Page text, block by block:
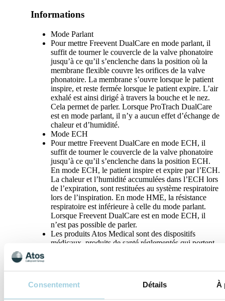
Consentement Détails À
Informations
Mode Parlant
Pour mettre Freevent DualCare en mode parlant, il
suffit de tourner le couvercle de la valve phonatoire
jusqu’à ce qu’il s’enclenche dans la position où la
membrane flexible couvre les orifices de la valve
phonatoire. La membrane s’ouvre lorsque le patient
inspire, et reste fermée lorsque le patient expire. L’air
exhalé est ainsi dirigé à travers la bouche et le nez.
Cela permet de parler. Lorsque ProTrach DualCare
est en mode parlant, il n’y a aucun effet d’échange de
chaleur et d’humidité.
Mode ECH
Pour mettre Freevent DualCare en mode ECH, il
suffit de tourner le couvercle de la valve phonatoire
jusqu’à ce qu’il s’enclenche dans la position ECH.
En mode ECH, le patient inspire et expire par l’ECH.
La chaleur et l’humidité accumulées dans l’ECH lors
de l’expiration, sont restituées au système respiratoire
lors de l’inspiration. En mode HME, la résistance
respiratoire est inférieure à celle du mode parlant.
Lorsque Freevent DualCare est en mode ECH, il
n’est pas possible de parler.
Les produits Atos Medical sont des dispositifs
médicaux, produits de santé réglementés qui portent,
Medical S.A.S. Attention, lire attentivement la notice
Pour plus d’informations, consultez votre
professionnel de santé.